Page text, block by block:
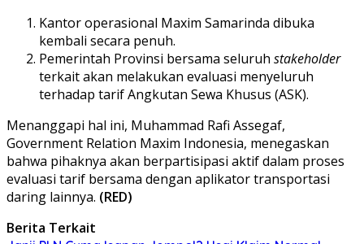
Kantor operasional Maxim Samarinda dibuka
kembali secara penuh.
Pemerintah Provinsi bersama seluruh stakeholder
terkait akan melakukan evaluasi menyeluruh
terhadap tarif Angkutan Sewa Khusus (ASK).
Menanggapi hal ini, Muhammad Rafi Assegaf,
Government Relation Maxim Indonesia, menegaskan
bahwa pihaknya akan berpartisipasi aktif dalam proses
evaluasi tarif bersama dengan aplikator transportasi
daring lainnya. (RED)
Berita Terkait